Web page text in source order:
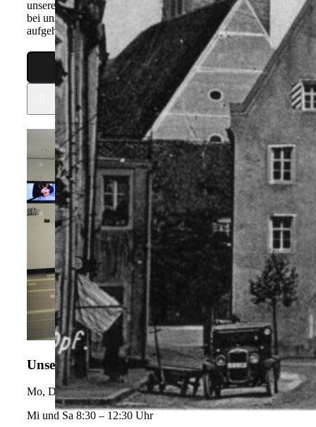
unserem breiten Sortiment namhafter Hersteller sind Sie
bei uns mit jedem Uhren- und Schmuckwunsch bestens
aufgehoben.
Suche
Unsere Öffnungszeiten:
Mo, Di, Do, Fr 8:30 – 12:30 Uhr und 14-18 Uhr,
Mi und Sa 8:30 – 12:30 Uhr